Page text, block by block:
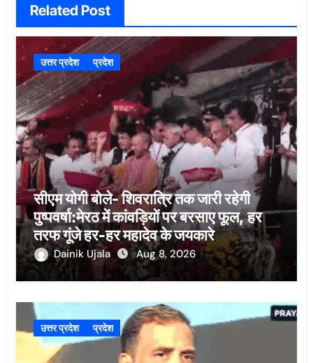
Related Post
उत्तर प्रदेश प्रदेश
सीएम योगी बोले- शिवरात्रि तक जारी रहेगी
पुष्पवर्षा:मेरठ में कांवड़ियों पर बरसाए फूल, हर
तरफ गूंजे हर-हर महादेव के जयकारे
Dainik Ujala Aug 8, 2026
उत्तर प्रदेश प्रदेश